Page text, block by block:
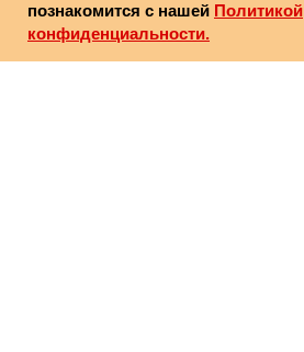
познакомится с нашей Политикой
конфиденциальности.